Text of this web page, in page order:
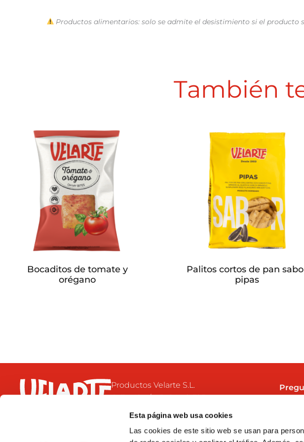
Esta página web usa cookies
Las cookies de este sitio web se usan para
Productos alimentarios: solo se admite el desistimiento si el
También
Bocaditos de tomate y
orégano
Palitos cortos de pan
pipas
Productos Velarte S.L.
Calle 42, s/n. Pol. Ind. El Bony
46470 Catarroja
+34 96 126 71 32